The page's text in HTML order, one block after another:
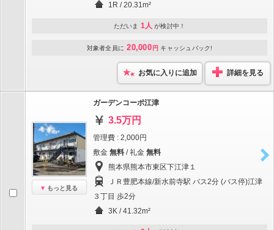
1R / 20.31m²
ただいま 1人 が検討中！
対象者全員に 20,000 円 キャッシュバック!
お気に入りに追加 詳細を見る
もっと見る
ガーデンコーポ江津
3.5万円
管理費 : 2,000円
敷金 無料 / 礼金 無料
熊本県熊本市東区下江津１
ＪＲ豊肥本線/新水前寺駅 バス2分 (バス停)江津
３丁目 歩2分
3K / 41.32m²